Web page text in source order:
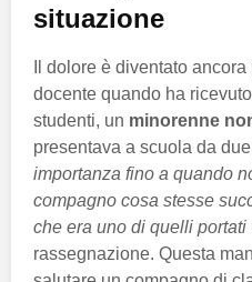
situazione
Il dolore è diventato
docente quando ha
studenti, un minorenne
presentava a scuola da
importanza fino a quando
compagno cosa stesse
che era uno di quelli portati
rassegnazione. Questa